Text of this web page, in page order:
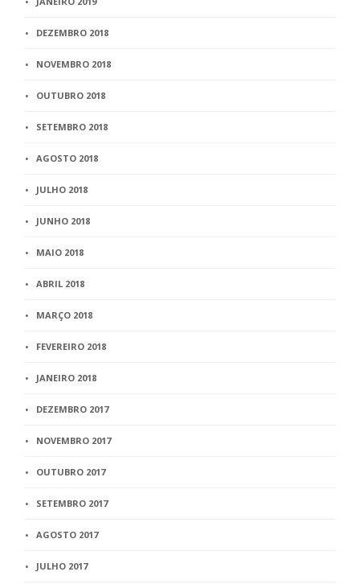
DEZEMBRO 2018
NOVEMBRO 2018
OUTUBRO 2018
SETEMBRO 2018
AGOSTO 2018
JULHO 2018
JUNHO 2018
MAIO 2018
ABRIL 2018
MARÇO 2018
FEVEREIRO 2018
JANEIRO 2018
DEZEMBRO 2017
NOVEMBRO 2017
OUTUBRO 2017
SETEMBRO 2017
AGOSTO 2017
JULHO 2017